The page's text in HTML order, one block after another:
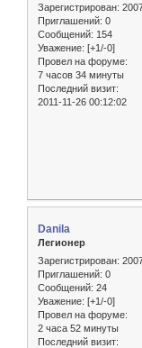
Зарегистрирован:
Приглашений: 0
Сообщений: 154
Уважение: [+1/-0]
Провел на форуме:
7 часов 34 минуты
Последний визит:
2011-11-26 00:12:02
Danila
Легионер
Зарегистрирован:
Приглашений: 0
Сообщений: 24
Уважение: [+1/-0]
Провел на форуме:
2 часа 52 минуты
Последний визит: